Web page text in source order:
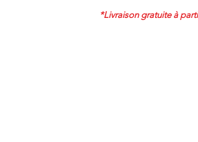
*Livraison gratuite à